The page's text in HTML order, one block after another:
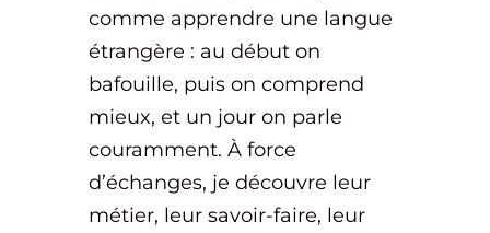
comme apprendre une langue
étrangère : au début on
bafouille, puis on comprend
mieux, et un jour on parle
couramment. À force
d’échanges, je découvre leur
métier, leur savoir-faire, leur